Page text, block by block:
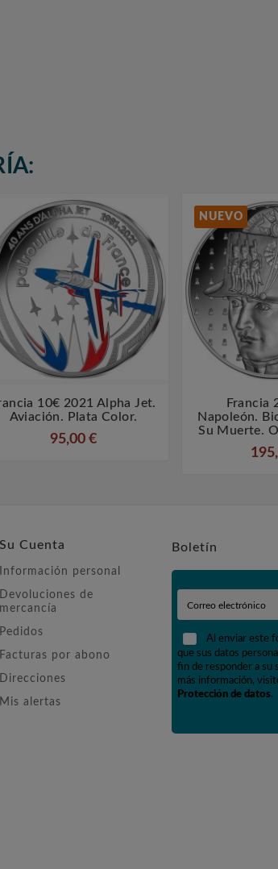
 
10€ 2021 Alpha Jet.
Aviación. Plata Color.
95,00 €
NUEVO

Francia
Napoleón.
Su Muerte.
Su Cuenta
Información personal
Devoluciones de
mercancía
Pedidos
Facturas por abono
Direcciones
Mis alertas
Boletín
Al enviar este
que sus datos
fin de responder a su
más información,
Protección de datos.